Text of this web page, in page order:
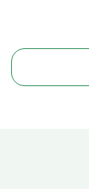
Search